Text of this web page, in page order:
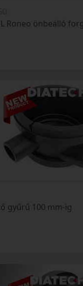
Roneo önbeálló
gyűrű 100 mm-ig